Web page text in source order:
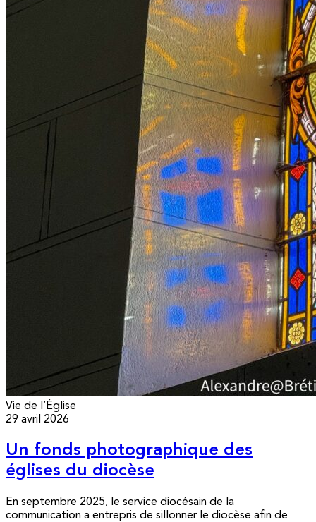
Vie de l’Église
29 avril 2026
Un fonds photographique des
églises du diocèse
En septembre 2025, le service diocésain de la
communication a entrepris de sillonner le diocèse afin de